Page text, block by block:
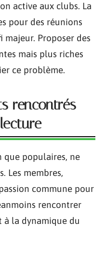
active aux clubs. La
pour des réunions
Proposer des
mais plus riches
ce problème.
rencontrés
que populaires, ne
Les membres,
commune pour
rencontrer
à la dynamique du